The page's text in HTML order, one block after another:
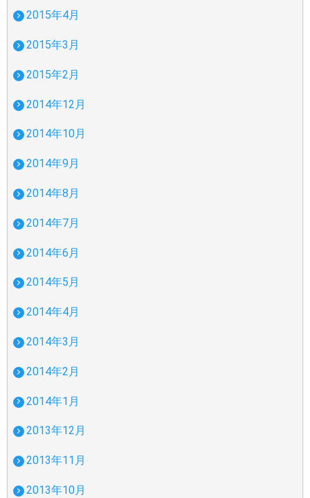
2015年4月
2015年3月
2015年2月
2014年12月
2014年10月
2014年9月
2014年8月
2014年7月
2014年6月
2014年5月
2014年4月
2014年3月
2014年2月
2014年1月
2013年12月
2013年11月
2013年10月